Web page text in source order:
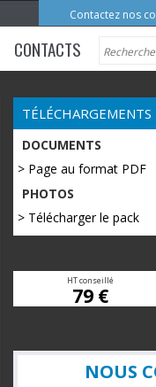
Contactez nos
CONTACTS
TÉLÉCHARGEMENTS
DOCUMENTS
> Page au format PDF
PHOTOS
> Télécharger le pack
HT conseillé
79 €
NOUS